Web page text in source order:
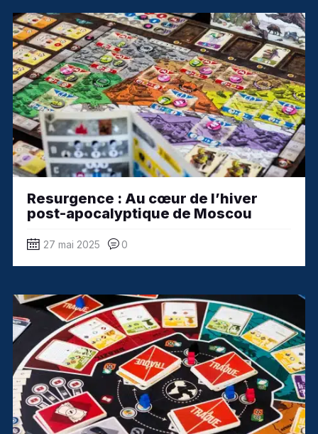
Resurgence : Au cœur de l’hiver
post-apocalyptique de Moscou
27 mai 2025 0